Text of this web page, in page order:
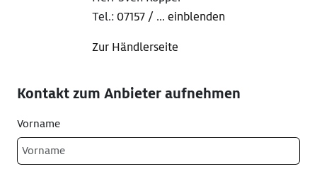
Tel.: 07157 / ... einblenden
Zur Händlerseite
Kontakt zum Anbieter aufnehmen
Vorname